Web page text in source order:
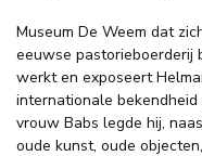
Museum De Weem dat
eeuwse pastorieboerderij
werkt en exposeert
internationale
vrouw Babs legde hij,
oude kunst, oude